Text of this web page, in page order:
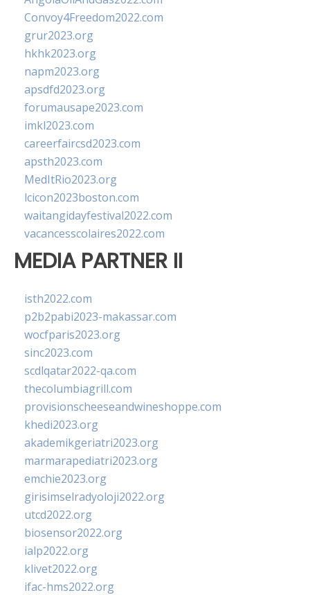
Convoy4Freedom2022.com
grur2023.org
hkhk2023.org
napm2023.org
apsdfd2023.org
forumausape2023.com
imkl2023.com
careerfaircsd2023.com
apsth2023.com
MedItRio2023.org
lcicon2023boston.com
waitangidayfestival2022.com
vacancesscolaires2022.com
MEDIA PARTNER II
isth2022.com
p2b2pabi2023-makassar.com
wocfparis2023.org
sinc2023.com
scdlqatar2022-qa.com
thecolumbiagrill.com
provisionscheeseandwineshoppe.com
khedi2023.org
akademikgeriatri2023.org
marmarapediatri2023.org
emchie2023.org
girisimselradyoloji2022.org
utcd2022.org
biosensor2022.org
ialp2022.org
klivet2022.org
ifac-hms2022.org